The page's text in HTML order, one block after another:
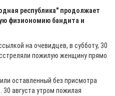
республика" продолжает
физиономию бандита и
на очевидцев, в субботу, 30
пожилую женщину прямо
оставленный без присмотра
августа утром пожилая